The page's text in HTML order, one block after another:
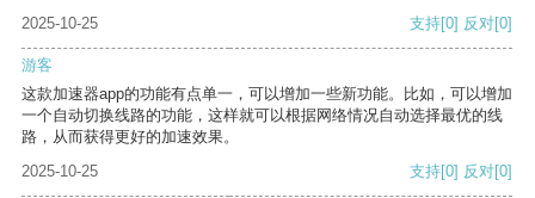
2025-10-25
支持[0] 反对[0]
游客
这款加速器app的功能有点单一，可以增加一些新功能。比如，可以增加
一个自动切换线路的功能，这样就可以根据网络情况自动选择最优的线
路，从而获得更好的加速效果。
2025-10-25
支持[0] 反对[0]